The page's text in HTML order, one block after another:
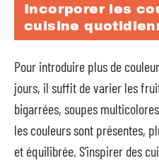
Incorporer les
cuisine
Pour introduire plus de
jours, il suffit de varier les
bigarrées, soupes
les couleurs sont présentes,
et équilibrée. S’inspirer des